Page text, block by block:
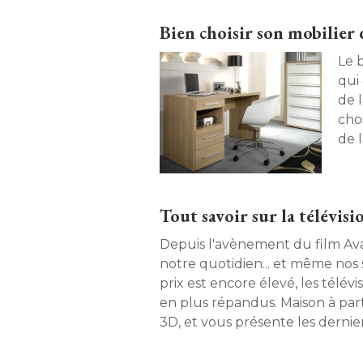
Bien choisir son mobilier
Le
qui
de
de
Tout savoir sur la
Depuis l'avènement du film
notre quotidien... et même nos
prix est encore élevé, les
en plus répandus. Maison à
3D, et vous présente les